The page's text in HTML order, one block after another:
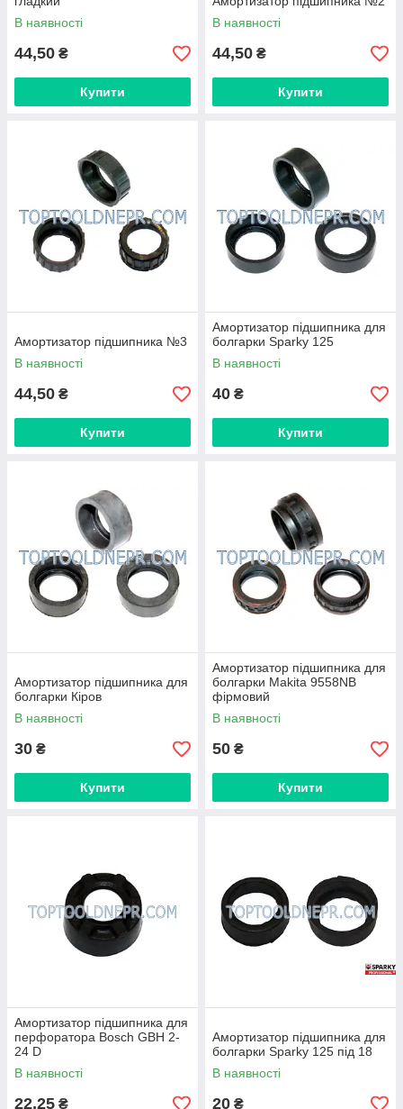
В наявності
44,50 ₴
Купити
В наявності
44,50 ₴
Купити
Амортизатор підшипника №3
В наявності
44,50 ₴
Купити
Амортизатор підшипника для
болгарки Sparky 125
В наявності
40 ₴
Купити
Амортизатор підшипника для
болгарки Кіров
В наявності
30 ₴
Купити
Амортизатор підшипника для
болгарки Makita 9558NB
фірмовий
В наявності
50 ₴
Купити
Амортизатор підшипника для
перфоратора Bosch GBH 2-
24 D
В наявності
22,25 ₴
Амортизатор підшипника для
болгарки Sparky 125 під 18
В наявності
20 ₴